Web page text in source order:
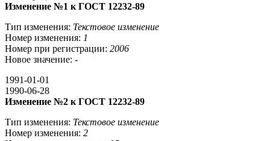
Изменение №1 к ГОСТ 12232-89
Тип изменения: Текстовое изменение
Номер изменения: 1
Номер при регистрации: 2006
Новое значение: -
1991-01-01
1990-06-28
Изменение №2 к ГОСТ 12232-89
Тип изменения: Текстовое изменение
Номер изменения: 2